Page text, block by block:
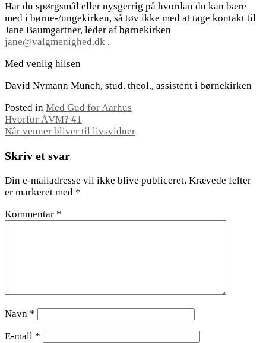
Har du spørgsmål eller nysgerrig på hvordan du kan bære
med i børne-/ungekirken, så tøv ikke med at tage kontakt til
Jane Baumgartner, leder af børnekirken
jane@valgmenighed.dk .
Med venlig hilsen
David Nymann Munch, stud. theol., assistent i børnekirken
Posted in Med Gud for Aarhus
Indlægsnavigation
Hvorfor ÅVM? #1
Når venner bliver til livsvidner
Skriv et svar
Din e-mailadresse vil ikke blive publiceret. Krævede felter
er markeret med *
Kommentar *
Navn *
E-mail *